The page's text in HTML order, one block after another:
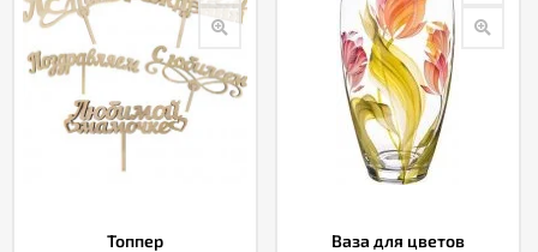
Топпер Ваза для цветов